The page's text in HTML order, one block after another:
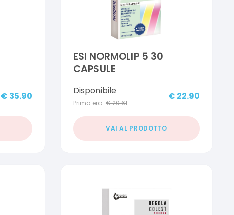
€ 35.90
ESI NORMOLIP 5 30
CAPSULE
Disponibile
Prima era: €20.61
€ 22.90
VAI AL PRODOTTO